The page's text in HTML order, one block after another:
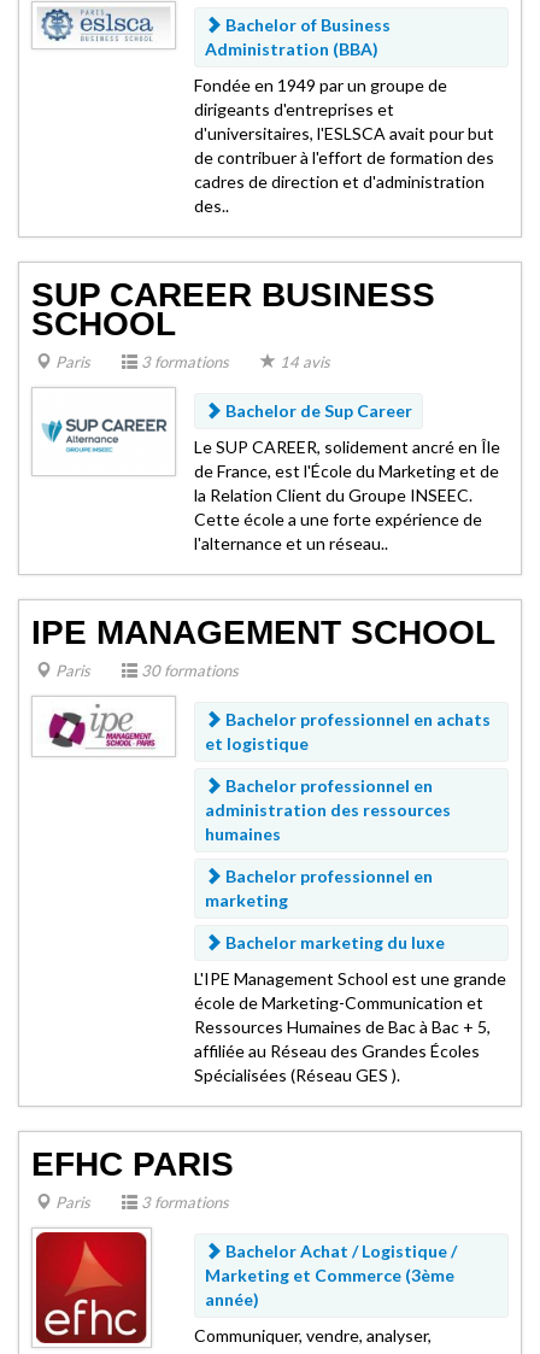
Bachelor of Business
Administration (BBA)
Fondée en 1949 par un groupe de
dirigeants d'entreprises et
d'universitaires, l'ESLSCA avait pour but
de contribuer à l'effort de formation des
cadres de direction et d'administration
des..
SUP CAREER BUSINESS
SCHOOL
Paris 3 formations 14 avis
Bachelor de Sup Career
Le SUP CAREER, solidement ancré en Île
de France, est l'École du Marketing et de
la Relation Client du Groupe INSEEC.
Cette école a une forte expérience de
l'alternance et un réseau..
IPE MANAGEMENT SCHOOL
Paris 30 formations
Bachelor professionnel en achats
et logistique
Bachelor professionnel en
administration des ressources
humaines
Bachelor professionnel en
marketing
Bachelor marketing du luxe
L'IPE Management School est une grande
école de Marketing-Communication et
Ressources Humaines de Bac à Bac + 5,
affiliée au Réseau des Grandes Écoles
Spécialisées (Réseau GES ).
EFHC PARIS
Paris 3 formations
Bachelor Achat / Logistique /
Marketing et Commerce (3ème
année)
Communiquer, vendre, analyser,